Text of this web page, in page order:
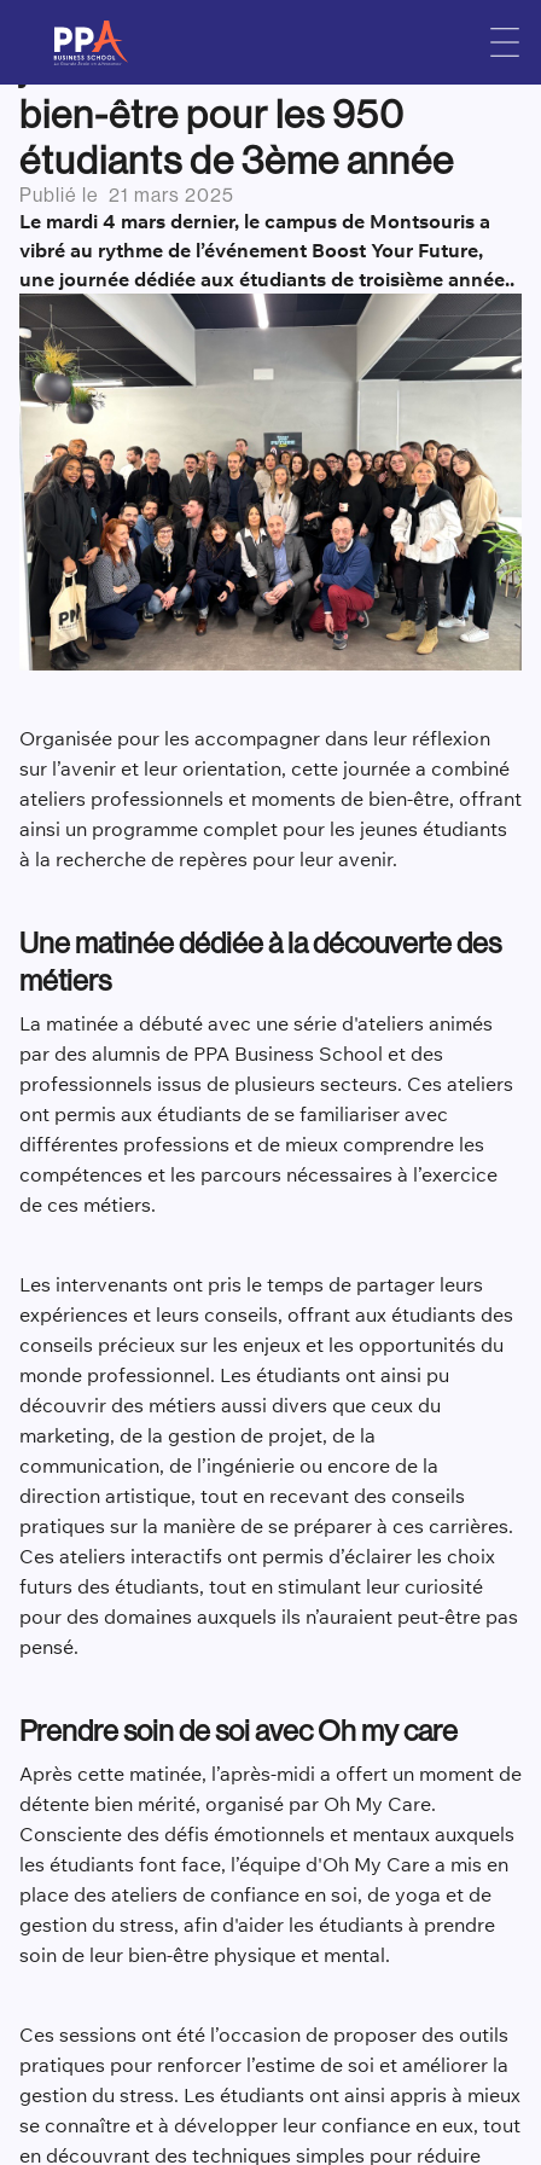
Boost Your Future : Une
journée d’orientation et de
bien-être pour les 950
étudiants de 3ème année
Publié le 21 mars 2025
Le mardi 4 mars dernier, le campus de Montsouris a
vibré au rythme de l’événement Boost Your Future,
une journée dédiée aux étudiants de troisième année..
Organisée pour les accompagner dans leur réflexion
sur l’avenir et leur orientation, cette journée a combiné
ateliers professionnels et moments de bien-être, offrant
ainsi un programme complet pour les jeunes étudiants
à la recherche de repères pour leur avenir.
Une matinée dédiée à la découverte des
métiers
La matinée a débuté avec une série d'ateliers animés
par des alumnis de PPA Business School et des
professionnels issus de plusieurs secteurs. Ces ateliers
ont permis aux étudiants de se familiariser avec
différentes professions et de mieux comprendre les
compétences et les parcours nécessaires à l’exercice
de ces métiers.
Les intervenants ont pris le temps de partager leurs
expériences et leurs conseils, offrant aux étudiants des
conseils précieux sur les enjeux et les opportunités du
monde professionnel. Les étudiants ont ainsi pu
découvrir des métiers aussi divers que ceux du
marketing, de la gestion de projet, de la
communication, de l’ingénierie ou encore de la
direction artistique, tout en recevant des conseils
pratiques sur la manière de se préparer à ces carrières.
Ces ateliers interactifs ont permis d’éclairer les choix
futurs des étudiants, tout en stimulant leur curiosité
pour des domaines auxquels ils n’auraient peut-être pas
pensé.
Prendre soin de soi avec Oh my care
Après cette matinée, l’après-midi a offert un moment de
détente bien mérité, organisé par Oh My Care.
Consciente des défis émotionnels et mentaux auxquels
les étudiants font face, l’équipe d'Oh My Care a mis en
place des ateliers de confiance en soi, de yoga et de
gestion du stress, afin d'aider les étudiants à prendre
soin de leur bien-être physique et mental.
Ces sessions ont été l’occasion de proposer des outils
pratiques pour renforcer l’estime de soi et améliorer la
gestion du stress. Les étudiants ont ainsi appris à mieux
se connaître et à développer leur confiance en eux, tout
en découvrant des techniques simples pour réduire